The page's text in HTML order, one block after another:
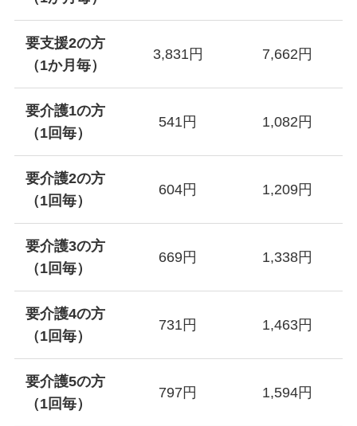
要支援2の方
（1か月毎）
3,831円 7,662円
要介護1の方
（1回毎）
541円 1,082円
要介護2の方
（1回毎）
604円 1,209円
要介護3の方
（1回毎）
669円 1,338円
要介護4の方
（1回毎）
731円 1,463円
要介護5の方
（1回毎）
797円 1,594円